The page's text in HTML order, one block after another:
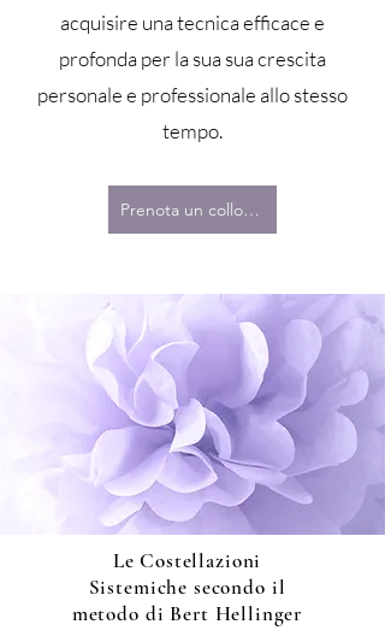
acquisire una tecnica efficace e
profonda per la sua sua crescita
personale e professionale allo stesso
tempo.
Prenota un colloquio
Le Costellazioni
Sistemiche secondo il
metodo di Bert Hellinger